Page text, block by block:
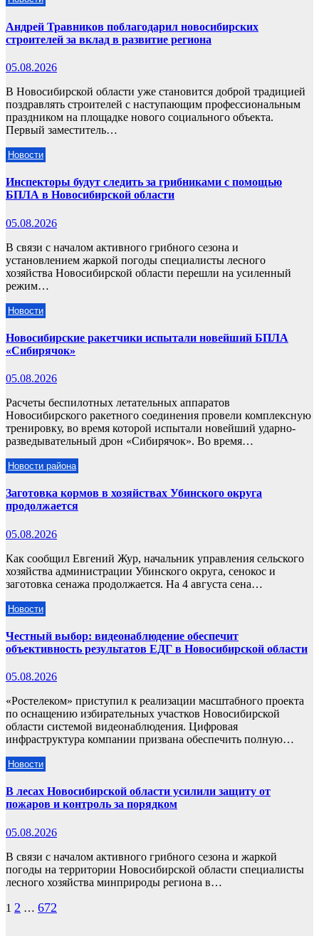
Андрей Травников поблагодарил новосибирских
строителей за вклад в развитие региона
05.08.2026
В Новосибирской области уже становится доброй традицией
поздравлять строителей с наступающим профессиональным
праздником на площадке нового социального объекта.
Первый заместитель…
Новости
Инспекторы будут следить за грибниками с помощью
БПЛА в Новосибирской области
05.08.2026
В связи с началом активного грибного сезона и
установлением жаркой погоды специалисты лесного
хозяйства Новосибирской области перешли на усиленный
режим…
Новости
Новосибирские ракетчики испытали новейший БПЛА
«Сибирячок»
05.08.2026
Расчеты беспилотных летательных аппаратов
Новосибирского ракетного соединения провели комплексную
тренировку, во время которой испытали новейший ударно-
разведывательный дрон «Сибирячок». Во время…
Новости района
Заготовка кормов в хозяйствах Убинского округа
продолжается
05.08.2026
Как сообщил Евгений Жур, начальник управления сельского
хозяйства администрации Убинского округа, сенокос и
заготовка сенажа продолжается. На 4 августа сена…
Новости
Честный выбор: видеонаблюдение обеспечит
объективность результатов ЕДГ в Новосибирской области
05.08.2026
«Ростелеком» приступил к реализации масштабного проекта
по оснащению избирательных участков Новосибирской
области системой видеонаблюдения. Цифровая
инфраструктура компании призвана обеспечить полную…
Новости
В лесах Новосибирской области усилили защиту от
пожаров и контроль за порядком
05.08.2026
В связи с началом активного грибного сезона и жаркой
погоды на территории Новосибирской области специалисты
лесного хозяйства минприроды региона в…
Пагинация
1 2 … 672